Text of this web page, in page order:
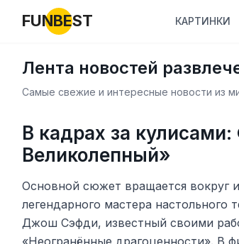
FUNBEST КАРТИНКИ
Лента новостей
Самые свежие и интересные новости из
В кадрах за
Великолепный»
Основной сюжет вращается вокруг
легендарного мастера настольного
Джош Сэфди, известный своими
«Неогранённые драгоценности». В